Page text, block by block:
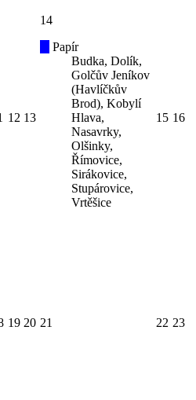
12 13
14
Papír
Budka, Dolík,
Golčův Jeníkov
(Havlíčkův
Brod), Kobylí
Hlava,
Nasavrky,
Olšinky,
Římovice,
Sirákovice,
Stupárovice,
Vrtěšice
15 16
19 20 21 22 23